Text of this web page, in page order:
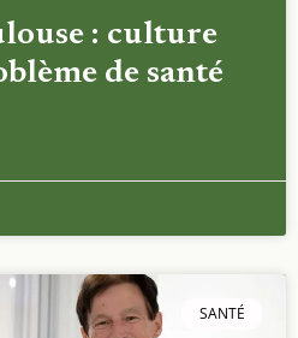
: culture
de santé
SANTÉ